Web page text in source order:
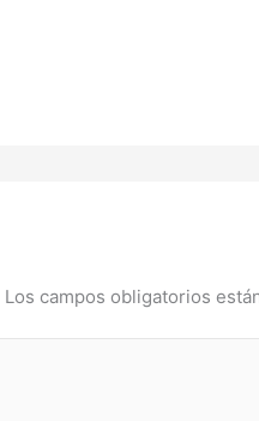
Los campos obligatorios